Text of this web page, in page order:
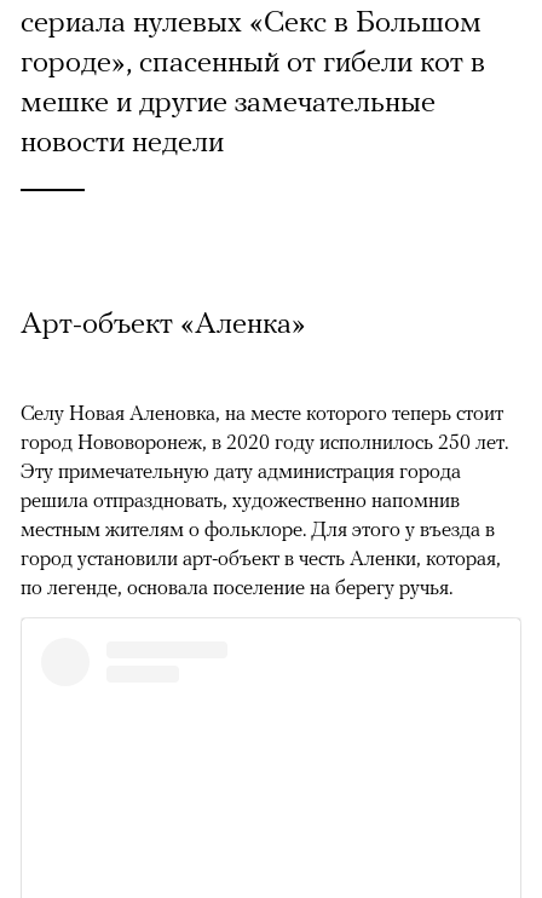
сериала нулевых «Секс в Большом
городе», спасенный от гибели кот в
мешке и другие замечательные
новости недели
Арт-объект «Аленка»
Селу Новая Аленовка, на месте которого теперь стоит
город Нововоронеж, в 2020 году исполнилось 250 лет.
Эту примечательную дату администрация города
решила отпраздновать, художественно напомнив
местным жителям о фольклоре. Для этого у въезда в
город установили арт-объект в честь Аленки, которая,
по легенде, основала поселение на берегу ручья.